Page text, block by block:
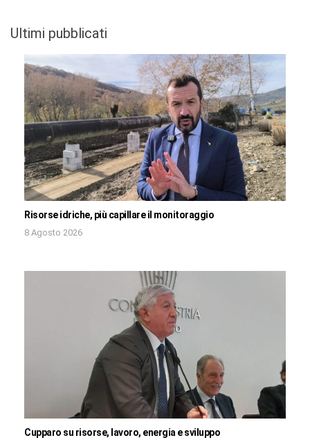
Ultimi pubblicati
Risorse idriche, più capillare il monitoraggio
8 Agosto 2026
Cupparo su risorse, lavoro, energia e sviluppo